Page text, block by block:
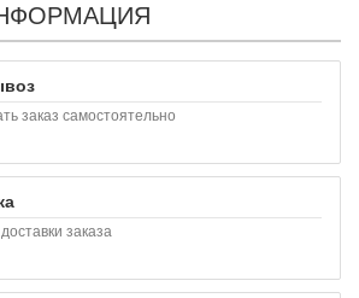
заказ самостоятельно
заказа